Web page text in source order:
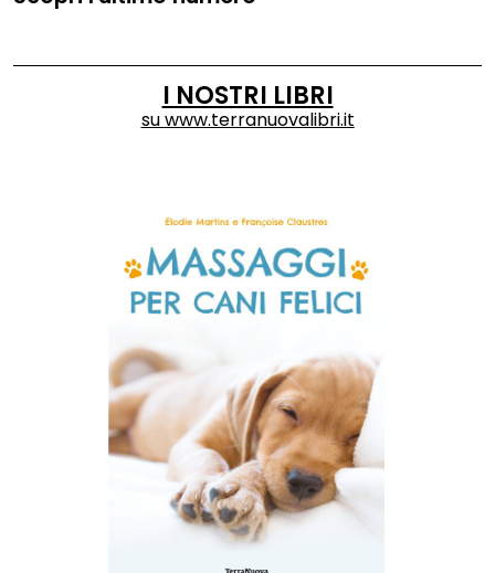
I NOSTRI LIBRI
suwww.terranuovalibri.it